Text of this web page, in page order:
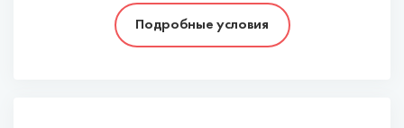
Подробные условия